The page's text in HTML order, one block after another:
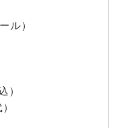
ル）